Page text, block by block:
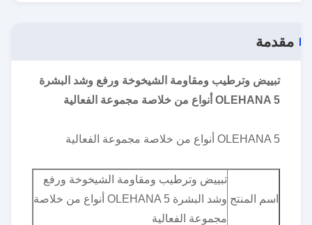
مقدمة
تبييض وترطيب ومقاومة الشيخوخة ورفع وشد البشرة
OLEHANA 5 أنواع من خلاصة مجموعة الفعالية
OLEHANA 5 أنواع من خلاصة مجموعة الفعالية
اسم المنتج
تبييض وترطيب ومقاومة الشيخوخة ورفع
وشد البشرة OLEHANA 5 أنواع من خلاصة
مجموعة الفعالية